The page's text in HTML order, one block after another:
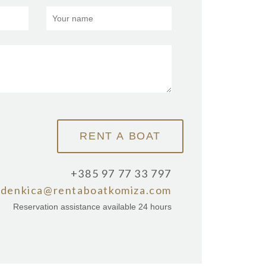
+385 97 77 33 797
Reservation assistance available 24 hours